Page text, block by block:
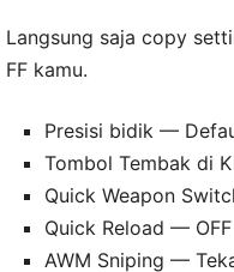
Langsung saja copy
FF kamu.
Presisi bidik —
Tombol Tembak di
Quick Weapon
Quick Reload — OFF
AWM Sniping —